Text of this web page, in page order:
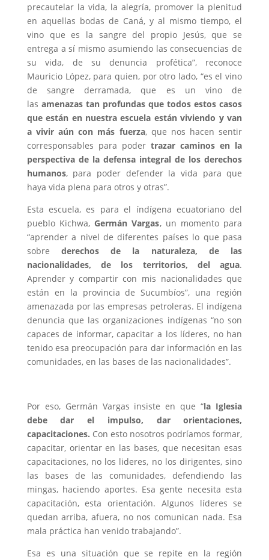
precautelar la vida, la alegría, promover la plenitud
en aquellas bodas de Caná, y al mismo tiempo, el
vino que es la sangre del propio Jesús, que se
entrega a sí mismo asumiendo las consecuencias de
su vida, de su denuncia profética”, reconoce
Mauricio López, para quien, por otro lado, “es el vino
de sangre derramada, que es un vino de
las amenazas tan profundas que todos estos casos
que están en nuestra escuela están viviendo y van
a vivir aún con más fuerza, que nos hacen sentir
corresponsables para poder trazar caminos en la
perspectiva de la defensa integral de los derechos
humanos, para poder defender la vida para que
haya vida plena para otros y otras”.
Esta escuela, es para el índígena ecuatoriano del
pueblo Kichwa, Germán Vargas, un momento para
“aprender a nivel de diferentes países lo que pasa
sobrederechos de la naturaleza, de las
nacionalidades, de los territorios, del agua.
Aprender y compartir con mis nacionalidades que
están en la provincia de Sucumbíos”, una región
amenazada por las empresas petroleras. El indígena
denuncia que las organizaciones indígenas “no son
capaces de informar, capacitar a los líderes, no han
tenido esa preocupación para dar información en las
comunidades, en las bases de las nacionalidades”.
Por eso, Germán Vargas insiste en que “la Iglesia
debe dar el impulso, dar orientaciones,
capacitaciones. Con esto nosotros podríamos formar,
capacitar, orientar en las bases, que necesitan esas
capacitaciones, no los lideres, no los dirigentes, sino
las bases de las comunidades, defendiendo las
mingas, haciendo aportes. Esa gente necesita esta
capacitación, esta orientación. Algunos líderes se
quedan arriba, afuera, no nos comunican nada. Esa
mala práctica han venido trabajando”.
Esa es una situación que se repite en la región